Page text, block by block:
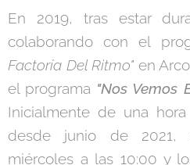
En 2019, tras estar
colaborando con el
Factoría Del Ritmo" en
el programa "Nos Vemos
Inicialmente de una
desde junio de
miércoles a las 10:00 y